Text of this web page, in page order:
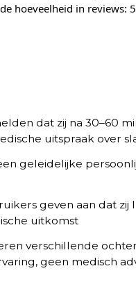
hoeveelheid in reviews:
dat zij na 30–60
uitspraak over
geleidelijke
geven aan dat
uitkomst
verschillende
geen medisch